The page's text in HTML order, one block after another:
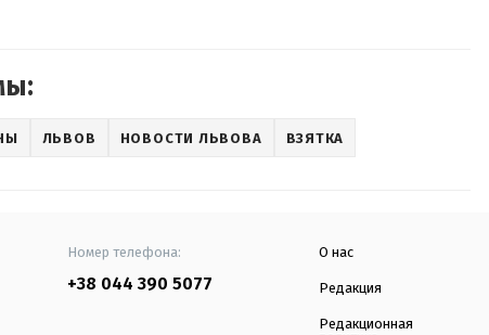
ЛЬВОВ НОВОСТИ ЛЬВОВА ВЗЯТКА
Номер телефона:
+38 044 390 5077
О нас
Редакция
Редакционная